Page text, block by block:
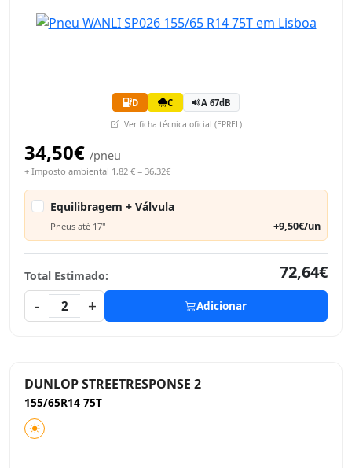
D C A 67dB
Ver ficha técnica oficial (EPREL)
34,50€ /pneu
+ Imposto ambiental 1,82 € = 36,32€
Equilibragem + Válvula
Pneus até 17" +9,50€/un
Total Estimado:
72,64€
-
2 + Adicionar
DUNLOP STREETRESPONSE 2
155/65R14 75T